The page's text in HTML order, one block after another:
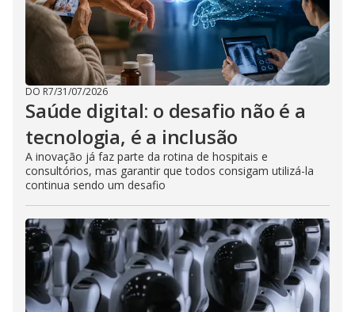
DO R7/31/07/2026
Saúde digital: o desafio não é a
tecnologia, é a inclusão
A inovação já faz parte da rotina de hospitais e
consultórios, mas garantir que todos consigam utilizá-la
continua sendo um desafio